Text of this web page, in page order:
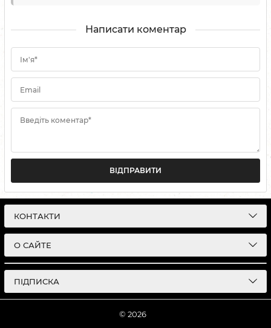
Написати коментар
Ім'я*
Email
Введіть коментар*
ВІДПРАВИТИ
КОНТАКТИ
О САЙТЕ
ПІДПИСКА
© 2026